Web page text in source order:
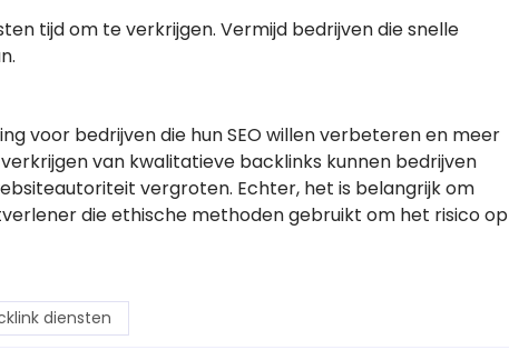
tijd om te verkrijgen. Vermijd bedrijven die snelle
voor bedrijven die hun SEO willen verbeteren en meer
van kwalitatieve backlinks kunnen bedrijven
vergroten. Echter, het is belangrijk om
die ethische methoden gebruikt om het risico op
diensten